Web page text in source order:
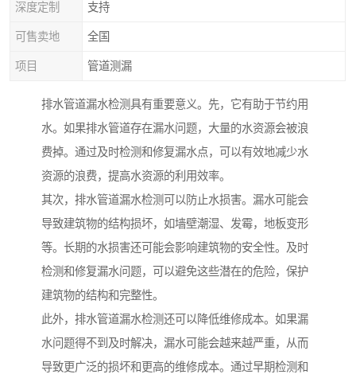
深度定制 支持
可售卖地 全国
项目 管道测漏
排水管道漏水检测具有重要意义。先，它有助于节约用
水。如果排水管道存在漏水问题，大量的水资源会被浪
费掉。通过及时检测和修复漏水点，可以有效地减少水
资源的浪费，提高水资源的利用效率。
其次，排水管道漏水检测可以防止水损害。漏水可能会
导致建筑物的结构损坏，如墙壁潮湿、发霉，地板变形
等。长期的水损害还可能会影响建筑物的安全性。及时
检测和修复漏水问题，可以避免这些潜在的危险，保护
建筑物的结构和完整性。
此外，排水管道漏水检测还可以降低维修成本。如果漏
水问题得不到及时解决，漏水可能会越来越严重，从而
导致更广泛的损坏和更高的维修成本。通过早期检测和